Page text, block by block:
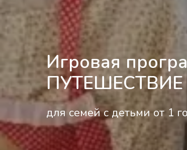
Игровая
ПУТЕШЕСТВИЕ
для семей с детьми от 1